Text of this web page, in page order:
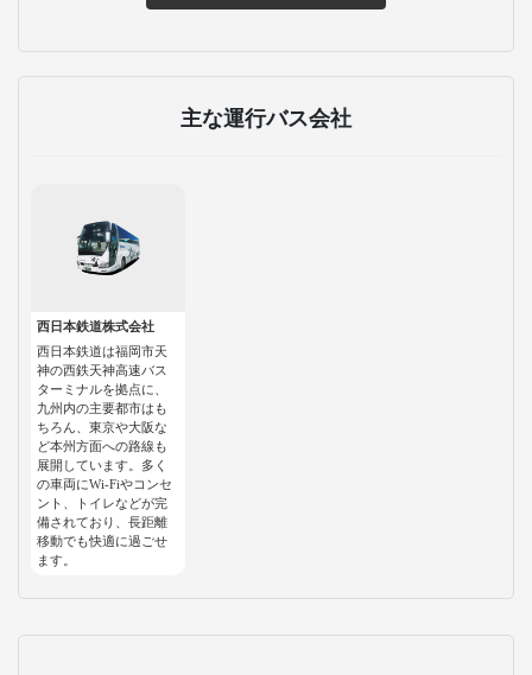
主な運行バス会社
西日本鉄道株式会社
西日本鉄道は福岡市天
神の西鉄天神高速バス
ターミナルを拠点に、
九州内の主要都市はも
ちろん、東京や大阪な
ど本州方面への路線も
展開しています。多く
の車両にWi-Fiやコンセ
ント、トイレなどが完
備されており、長距離
移動でも快適に過ごせ
ます。